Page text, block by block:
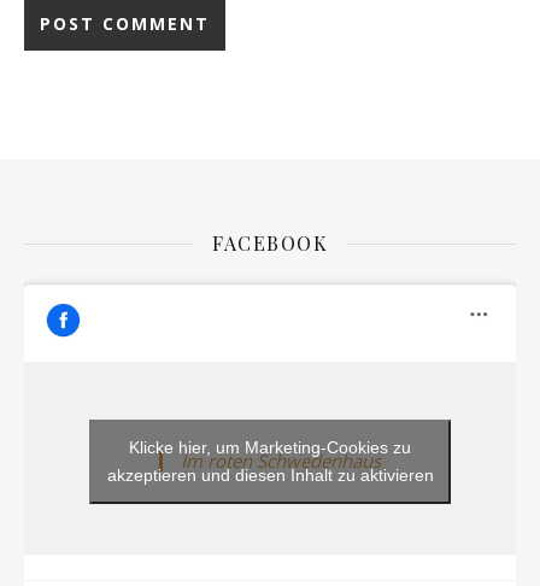
FACEBOOK
Im roten Schwedenhaus
Klicke hier, um Marketing-Cookies zu
akzeptieren und diesen Inhalt zu aktivieren